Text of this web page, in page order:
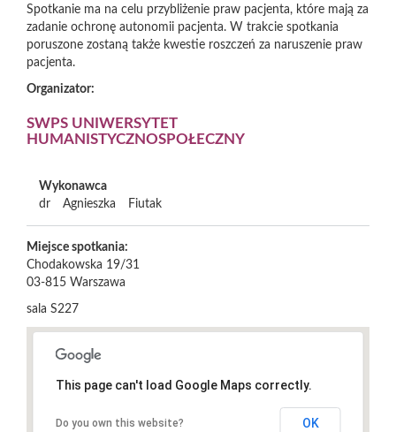
Spotkanie ma na celu przybliżenie praw pacjenta, które mają za
zadanie ochronę autonomii pacjenta. W trakcie spotkania
poruszone zostaną także kwestie roszczeń za naruszenie praw
pacjenta.
Organizator:
SWPS UNIWERSYTET
HUMANISTYCZNOSPOŁECZNY
Wykonawca
dr
Agnieszka Fiutak
Miejsce spotkania:
Chodakowska 19/31
03-815 Warszawa
sala S227
This page can't load Google Maps correctly.
Do you own this website? OK